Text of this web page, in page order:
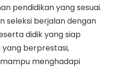
pendidikan yang sesuai.
seleksi berjalan dengan
didik yang siap
berprestasi,
menghadapi